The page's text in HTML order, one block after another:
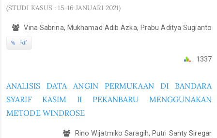
(STUDI KASUS : 15-16 JANUARI 2021)
Vina Sabrina, Mukhamad Adib Azka, Prabu Aditya Sugianto
Pdf
1337
ANALISIS DATA ANGIN PERMUKAAN DI BANDARA
SYARIF KASIM II PEKANBARU MENGGUNAKAN
METODE WINDROSE
Rino Wijatmiko Saragih, Putri Santy Siregar